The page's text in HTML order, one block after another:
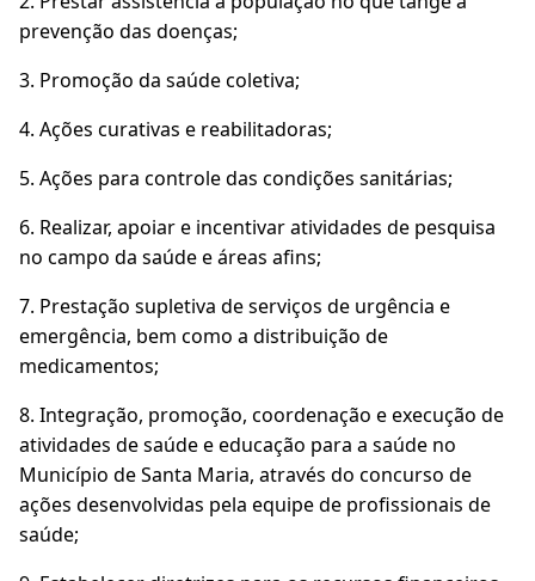
prevenção das doenças;
3. Promoção da saúde coletiva;
4. Ações curativas e reabilitadoras;
5. Ações para controle das condições sanitárias;
6. Realizar, apoiar e incentivar atividades de pesquisa
no campo da saúde e áreas afins;
7. Prestação supletiva de serviços de urgência e
emergência, bem como a distribuição de
medicamentos;
8. Integração, promoção, coordenação e execução de
atividades de saúde e educação para a saúde no
Município de Santa Maria, através do concurso de
ações desenvolvidas pela equipe de profissionais de
saúde;